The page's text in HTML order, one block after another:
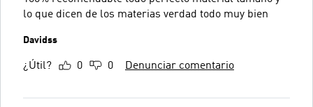
lo que dicen de los materias verdad todo muy bien
Davidss
¿Útil? 0 0 Denunciar comentario